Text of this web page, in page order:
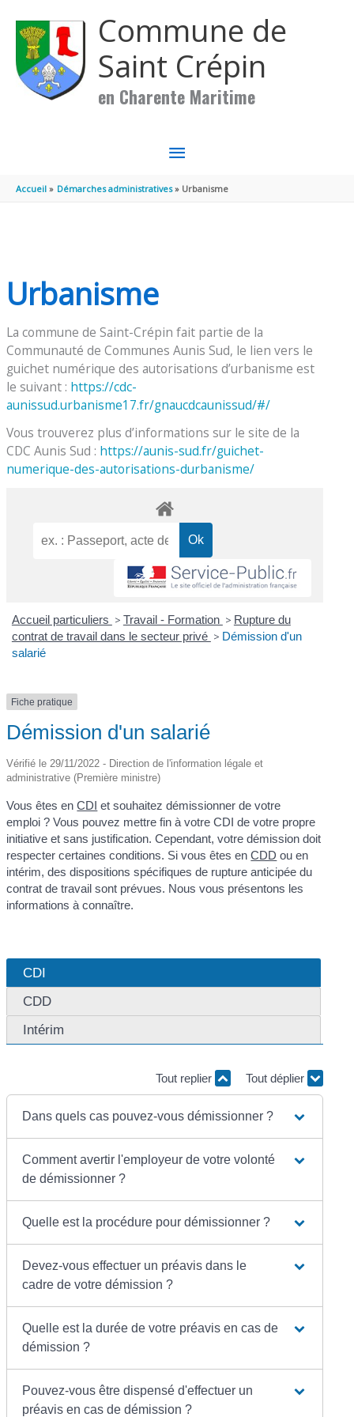
Commune de
Saint Crépin
en Charente Maritime
MENU
PRINCIPAL
Accueil Démarches administratives Urbanisme
Urbanisme
La commune de Saint-Crépin fait partie de la
Communauté de Communes Aunis Sud, le lien vers le
guichet numérique des autorisations d’urbanisme est
le suivant : https://cdc-
aunissud.urbanisme17.fr/gnaucdcaunissud/#/
Vous trouverez plus d’informations sur le site de la
CDC Aunis Sud : https://aunis-sud.fr/guichet-
numerique-des-autorisations-durbanisme/
Accueil particuliers > Travail - Formation > Rupture du
contrat de travail dans le secteur privé > Démission d'un
salarié
Fiche pratique
Démission d'un salarié
Vérifié le 29/11/2022 - Direction de l'information légale et
administrative (Première ministre)
Vous êtes enCDI et souhaitez démissionner de votre
emploi ? Vous pouvez mettre fin à votre CDI de votre propre
initiative et sans justification. Cependant, votre démission doit
respecter certaines conditions. Si vous êtes enCDD ou en
intérim, des dispositions spécifiques de rupture anticipée du
contrat de travail sont prévues. Nous vous présentons les
informations à connaître.
CDI
CDD
Intérim
Tout replier Tout déplier
Dans quels cas pouvez-vous démissionner ?
Comment avertir l'employeur de votre volonté
de démissionner ?
Quelle est la procédure pour démissionner ?
Devez-vous effectuer un préavis dans le
cadre de votre démission ?
Quelle est la durée de votre préavis en cas de
démission ?
Pouvez-vous être dispensé d'effectuer un
préavis en cas de démission ?